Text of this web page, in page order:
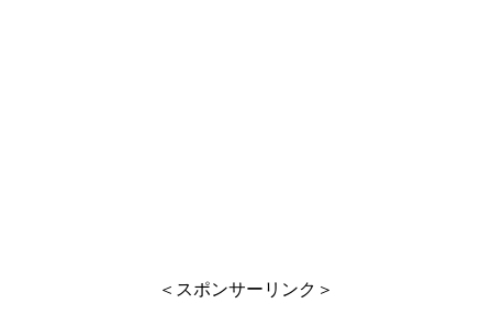
＜スポンサーリンク＞